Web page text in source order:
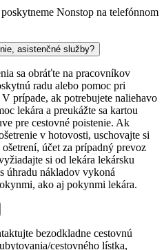
Nonstop na telefónnom
asistenčné služby?
sa obráťte na pracovníkov
radu alebo pomoc pri
prípade, ak potrebujete naliehavo
lekára a preukážte sa kartou
pre cestovné poistenie. Ak
v hotovosti, uschovajte si
účet za prípadný prevoz
si od lekára lekársku
úhradu nákladov vykoná
ako aj pokynmi lekára.
bezodkladne cestovnú
cestovného lístka,